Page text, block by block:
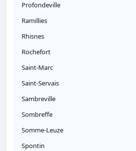
Profondeville
Ramillies
Rhisnes
Rochefort
Saint-Marc
Saint-Servais
Sambreville
Sombreffe
Somme-Leuze
Spontin